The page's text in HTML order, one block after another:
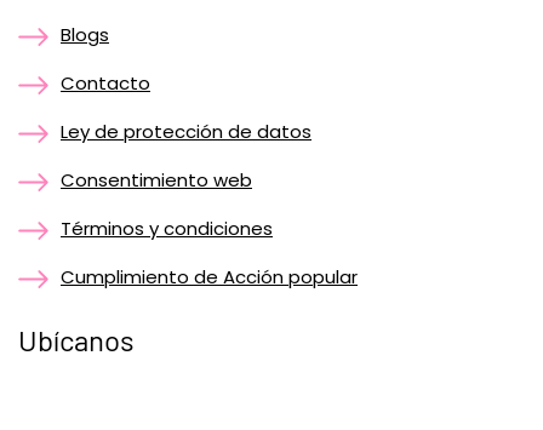
Blogs
Contacto
Ley de protección de datos
Consentimiento web
Términos y condiciones
Cumplimiento de Acción popular
Ubícanos